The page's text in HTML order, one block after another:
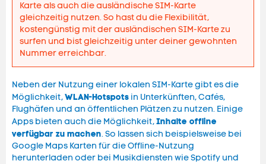
Karte als auch die ausländische SIM-Karte
gleichzeitig nutzen. So hast du die Flexibilität,
kostengünstig mit der ausländischen SIM-Karte zu
surfen und bist gleichzeitig unter deiner gewohnten
Nummer erreichbar.
Neben der Nutzung einer lokalen SIM-Karte gibt es die
Möglichkeit,WLAN-Hotspots in Unterkünften, Cafés,
Flughäfen und an öffentlichen Plätzen zu nutzen. Einige
Apps bieten auch die Möglichkeit,Inhalte offline
verfügbar zu machen. So lassen sich beispielsweise bei
Google Maps Karten für die Offline-Nutzung
herunterladen oder bei Musikdiensten wie Spotify und